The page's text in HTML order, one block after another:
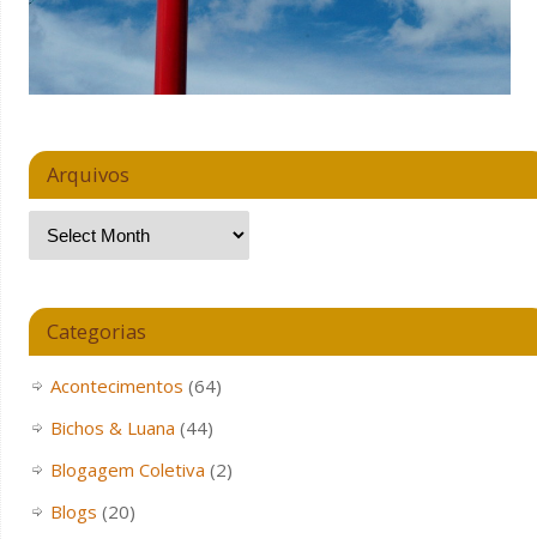
Arquivos
Categorias
Acontecimentos (64)
Bichos & Luana (44)
Blogagem Coletiva (2)
Blogs (20)